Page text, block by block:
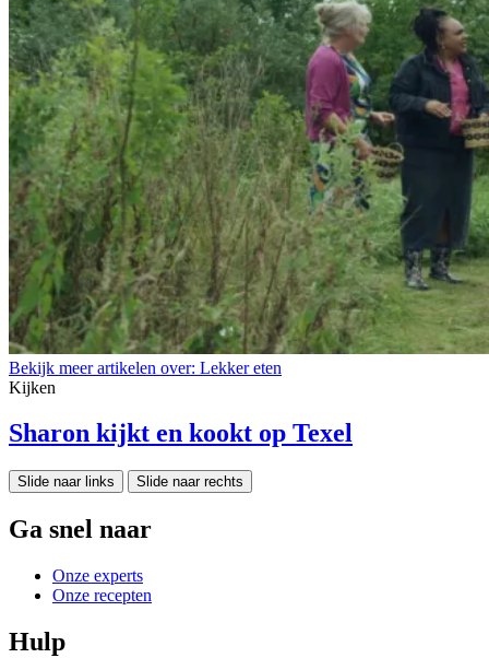
Bekijk meer artikelen over: Lekker eten
Kijken
Sharon kijkt en kookt op Texel
Slide naar links Slide naar rechts
Ga snel naar
Onze experts
Onze recepten
Hulp